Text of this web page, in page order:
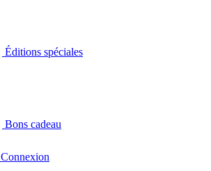
Éditions spéciales
Bons cadeau
Connexion